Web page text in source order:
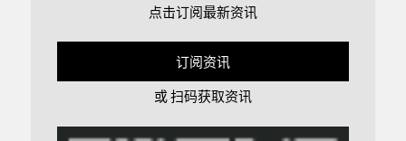
点击订阅最新资讯
订阅资讯
或 扫码获取资讯